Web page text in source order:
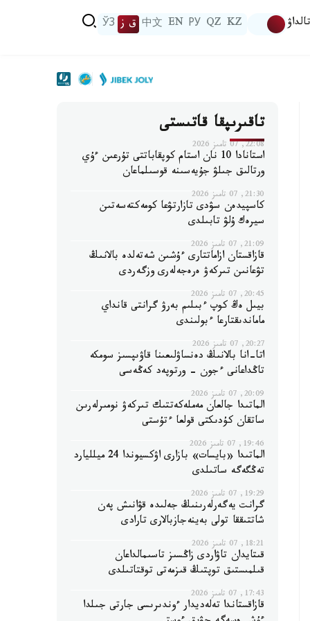
تالداۋ KZ
QZ
РУ
EN
中文 ق ز ЎЗ
تاقىرىپقا قاتىستى
22:08, 07 تامىز 2026
استانادا 10 نان استام كوپقاباتتى تۇرعىن ءۇي
ورتالىق جىلۋ جۇيەسىنە قوسىلماعان
21:30, 07 تامىز 2026
كاسپيدەن سۋدى تازارتۋعا كومەكتەسەتىن
سيرەك ۇلۋ تابىلدى
21:09, 07 تامىز 2026
قازاقستان ازاماتتارى ءۇشىن شەتەلدە بالانىڭ
تۋعانىن تىركەۋ ەرەجەلەرى وزگەردى
20:45, 07 تامىز 2026
بيىل ەڭ كوپ ءبىلىم بەرۋ گرانتى قانداي
ماماندىقتارعا ءبولىندى
20:27, 07 تامىز 2026
اتا-انا بالانىڭ دەنساۋلىعىنا قاۋىپسىز سومكە
تاڭداعانى ءجون - ورتوپەد كەڭەسى
20:09, 07 تامىز 2026
الماتىدا جالعان مەملەكەتتىك تىركەۋ نومىرلەرىن
ساتقان كۇدىكتى قولعا ءتۇستى
19:46, 07 تامىز 2026
الماتىدا «بايسات» بازارى اۋكسيوندا 24 ميلليارد
تەڭگەگە ساتىلدى
19:29, 07 تامىز 2026
گرانت يەگەرلەرىنىڭ جەلىدە قۋانىش پەن
شاتتىققا تولى بەينەجازبالارى تارادى
18:21, 07 تامىز 2026
قىتايدان تاۋاردى زاڭسىز تاسىمالداعان
قىلمىستىق توپتىڭ قىزمەتى توقتاتىلدى
17:43, 07 تامىز 2026
قازاقستاندا تەلەديدار ءوندىرىسى جارتى جىلدا